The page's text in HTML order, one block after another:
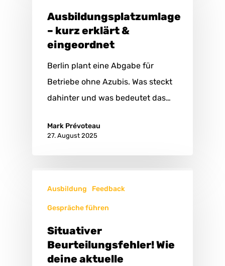
Ausbildungsplatzumlage
– kurz erklärt &
eingeordnet
Berlin plant eine Abgabe für
Betriebe ohne Azubis. Was steckt
dahinter und was bedeutet das…
Mark Prévoteau
27. August 2025
Ausbildung Feedback
Gespräche führen
Situativer
Beurteilungsfehler! Wie
deine aktuelle